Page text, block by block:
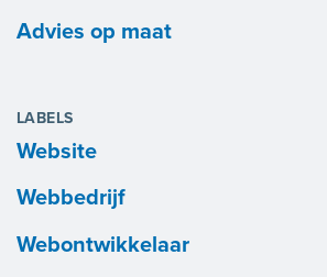
Advies op maat
LABELS
Website
Webbedrijf
Webontwikkelaar